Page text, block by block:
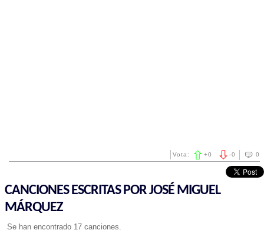
0
-0
Vota: +0
CANCIONES ESCRITAS POR JOSÉ MIGUEL
MÁRQUEZ
Se han encontrado 17 canciones.